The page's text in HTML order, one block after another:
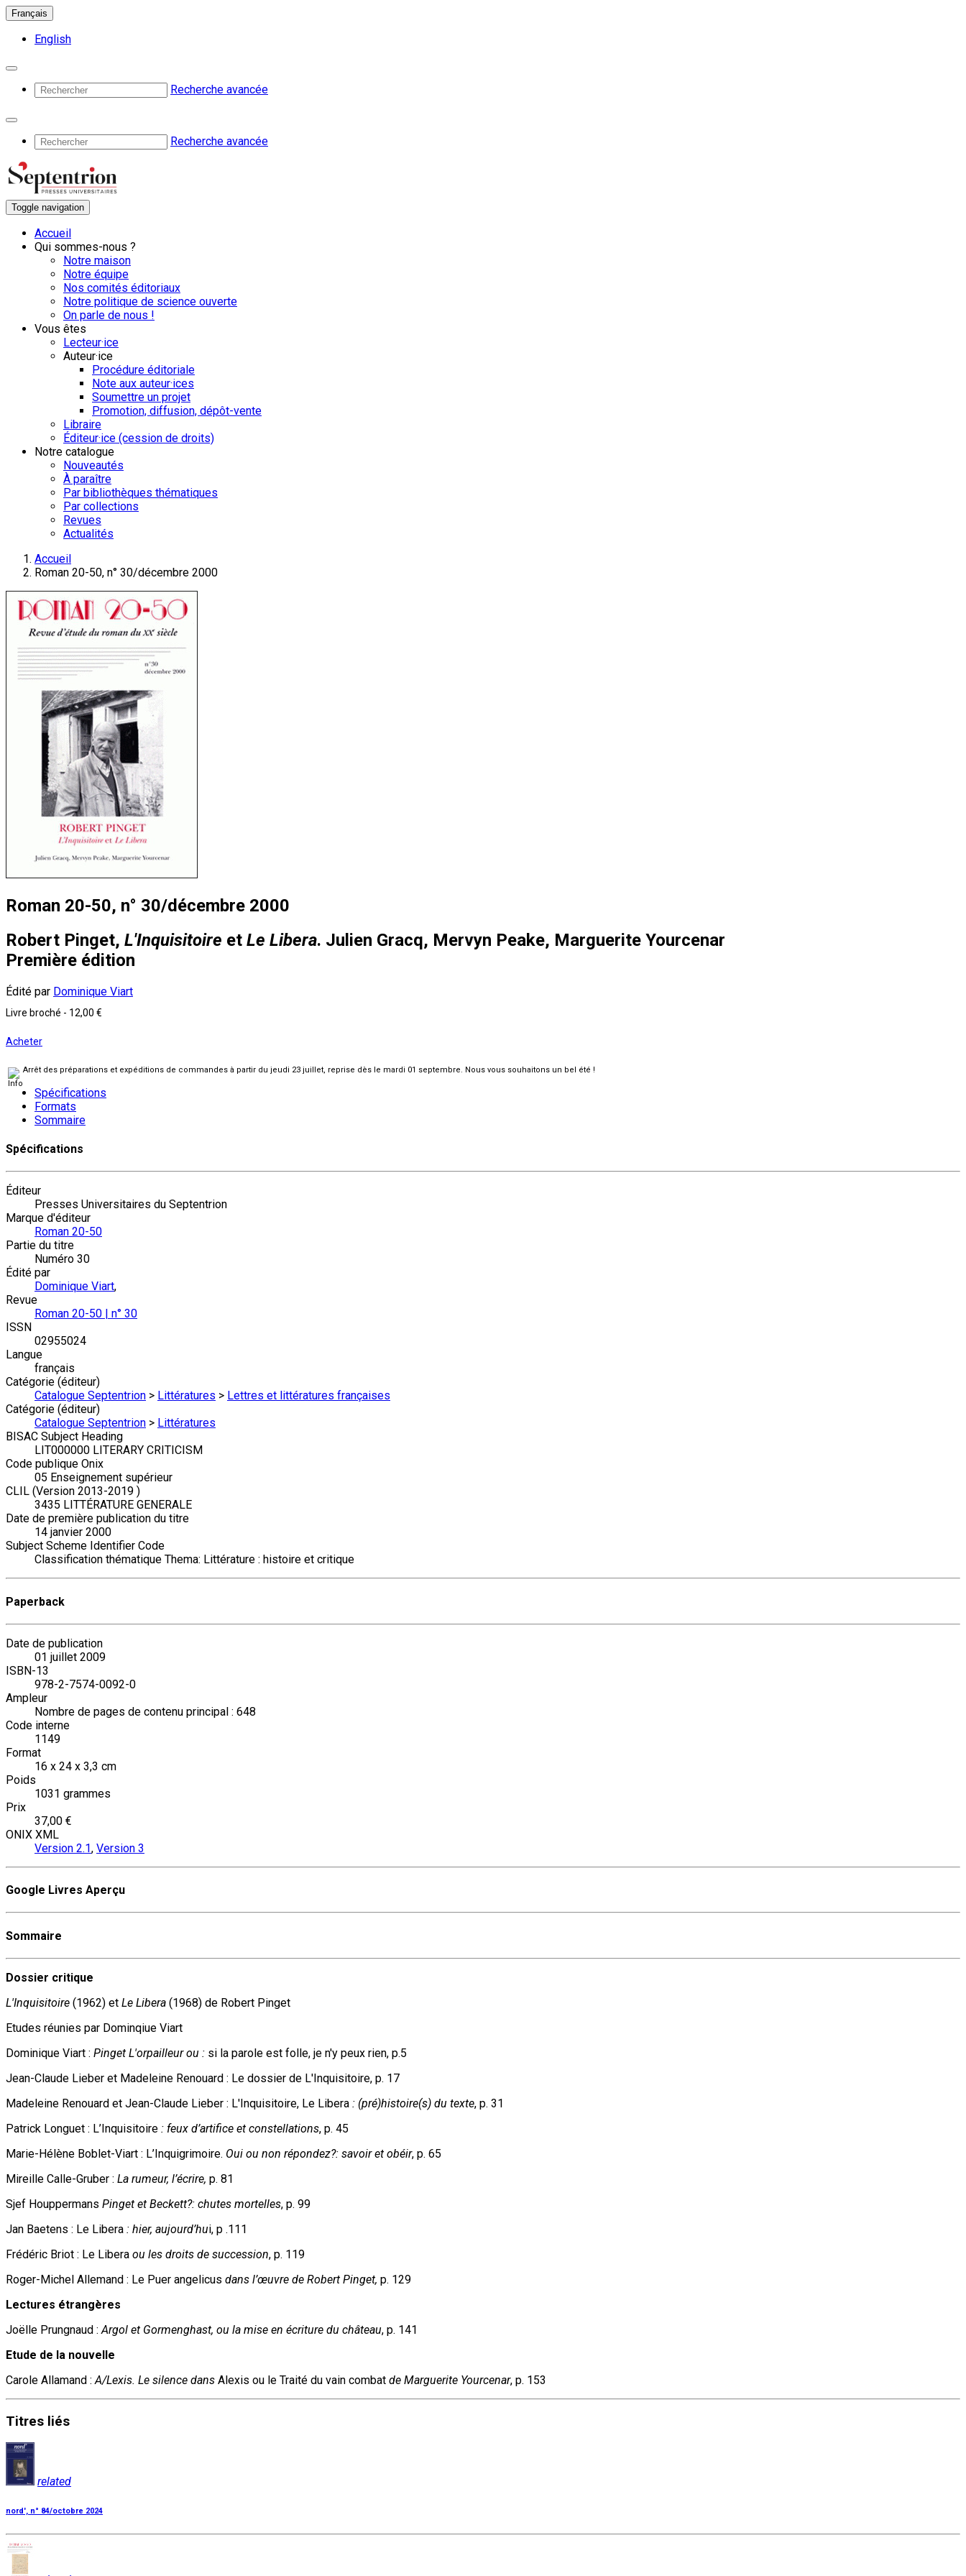
Français
English
Recherche avancée
Recherche avancée
Toggle navigation
Accueil
Qui sommes-nous ?
Notre maison
Notre équipe
Nos comités éditoriaux
Notre politique de science ouverte
On parle de nous !
Vous êtes
Lecteur·ice
Auteur·ice
Procédure éditoriale
Note aux auteur·ices
Soumettre un projet
Promotion, diffusion, dépôt-vente
Libraire
Éditeur·ice (cession de droits)
Notre catalogue
Nouveautés
À paraître
Par bibliothèques thématiques
Par collections
Revues
Actualités
Accueil
Roman 20-50, n° 30/décembre 2000
Roman 20-50, n° 30/décembre 2000
Robert Pinget, L'Inquisitoire et Le Libera. Julien Gracq, Mervyn Peake, Marguerite Yourcenar
Première édition
Édité par Dominique Viart
Livre broché - 12,00 €
Acheter
Arrêt des préparations et expéditions de commandes à partir du jeudi 23 juillet, reprise dès le mardi 01 septembre. Nous vous souhaitons un bel été !
Spécifications
Formats
Sommaire
Spécifications
Éditeur
Presses Universitaires du Septentrion
Marque d'éditeur
Roman 20-50
Partie du titre
Numéro 30
Édité par
Dominique Viart,
Revue
Roman 20-50 | n° 30
ISSN
02955024
Langue
français
Catégorie (éditeur)
Catalogue Septentrion > Littératures > Lettres et littératures françaises
Catégorie (éditeur)
Catalogue Septentrion > Littératures
BISAC Subject Heading
LIT000000 LITERARY CRITICISM
Code publique Onix
05 Enseignement supérieur
CLIL (Version 2013-2019 )
3435 LITTÉRATURE GENERALE
Date de première publication du titre
14 janvier 2000
Subject Scheme Identifier Code
Classification thématique Thema: Littérature : histoire et critique
Paperback
Date de publication
01 juillet 2009
ISBN-13
978-2-7574-0092-0
Ampleur
Nombre de pages de contenu principal : 648
Code interne
1149
Format
16 x 24 x 3,3 cm
Poids
1031 grammes
Prix
37,00 €
ONIX XML
Version 2.1, Version 3
Google Livres Aperçu
Sommaire
Dossier critique
L'Inquisitoire (1962) et Le Libera (1968) de Robert Pinget
Etudes réunies par Dominqiue Viart
Dominique Viart : Pinget L'orpailleur ou : si la parole est folle, je n'y peux rien, p.5
Jean-Claude Lieber et Madeleine Renouard : Le dossier de L'Inquisitoire, p. 17
Madeleine Renouard et Jean-Claude Lieber : L'Inquisitoire, Le Libera : (pré)histoire(s) du texte, p. 31
Patrick Longuet : L’Inquisitoire : feux d’artifice et constellations, p. 45
Marie-Hélène Boblet-Viart : L’Inquigrimoire. Oui ou non répondez?: savoir et obéir, p. 65
Mireille Calle-Gruber : La rumeur, l’écrire, p. 81
Sjef Houppermans Pinget et Beckett?: chutes mortelles, p. 99
Jan Baetens : Le Libera : hier, aujourd’hui, p .111
Frédéric Briot : Le Libera ou les droits de succession, p. 119
Roger-Michel Allemand : Le Puer angelicus dans l’œuvre de Robert Pinget, p. 129
Lectures étrangères
Joëlle Prungnaud :Argol et Gormenghast, ou la mise en écriture du château, p. 141
Etude de la nouvelle
Carole Allamand :A/Lexis. Le silence dans Alexis ou le Traité du vain combat de Marguerite Yourcenar, p. 153
Titres liés
related
nord', n° 84/octobre 2024